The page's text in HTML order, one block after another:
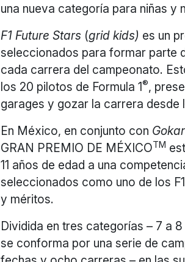
una nueva categoría para niñas y
F1 Future Stars (grid kids) es un
seleccionados para formar parte
cada carrera del campeonato.
los 20 pilotos de Formula 1®,
garages y gozar la carrera desde
En México, en conjunto con
GRAN PREMIO DE MÉXICOTM
11 años de edad a una
seleccionados como uno de los
y méritos.
Dividida en tres categorías – 7 a
se conforma por una serie de